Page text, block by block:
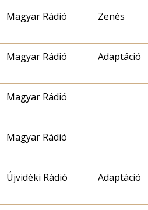
Magyar Rádió Zenés
Magyar Rádió Adaptáció
Magyar Rádió
Magyar Rádió
Újvidéki Rádió Adaptáció